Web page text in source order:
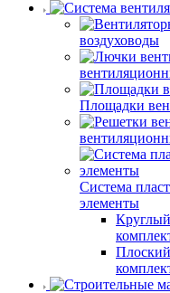
воздуховоды
Площадки
Система
элементы